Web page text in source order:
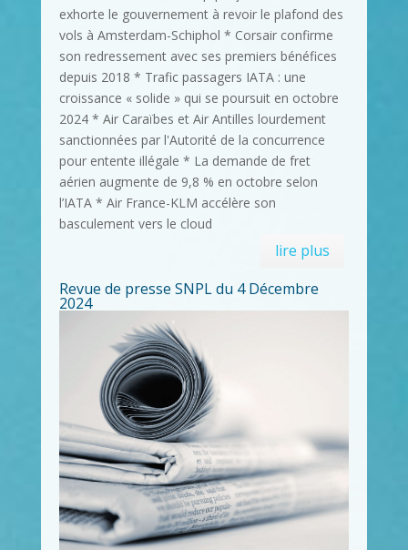
exhorte le gouvernement à revoir le plafond des
vols à Amsterdam-Schiphol * Corsair confirme
son redressement avec ses premiers bénéfices
depuis 2018 * Trafic passagers IATA : une
croissance « solide » qui se poursuit en octobre
2024 * Air Caraïbes et Air Antilles lourdement
sanctionnées par l'Autorité de la concurrence
pour entente illégale * La demande de fret
aérien augmente de 9,8 % en octobre selon
l’IATA * Air France-KLM accélère son
basculement vers le cloud
lire plus
Revue de presse SNPL du 4 Décembre
2024